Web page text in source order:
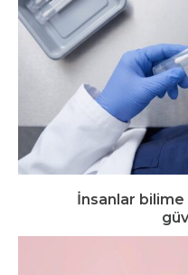
İnsanlar